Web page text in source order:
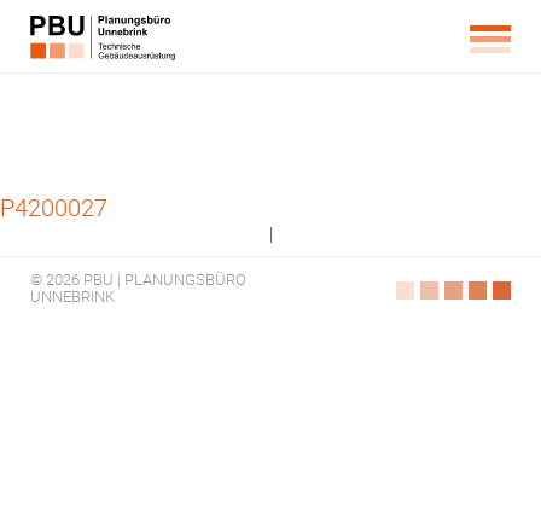
P4200027
|
© 2026 PBU | PLANUNGSBÜRO
UNNEBRINK